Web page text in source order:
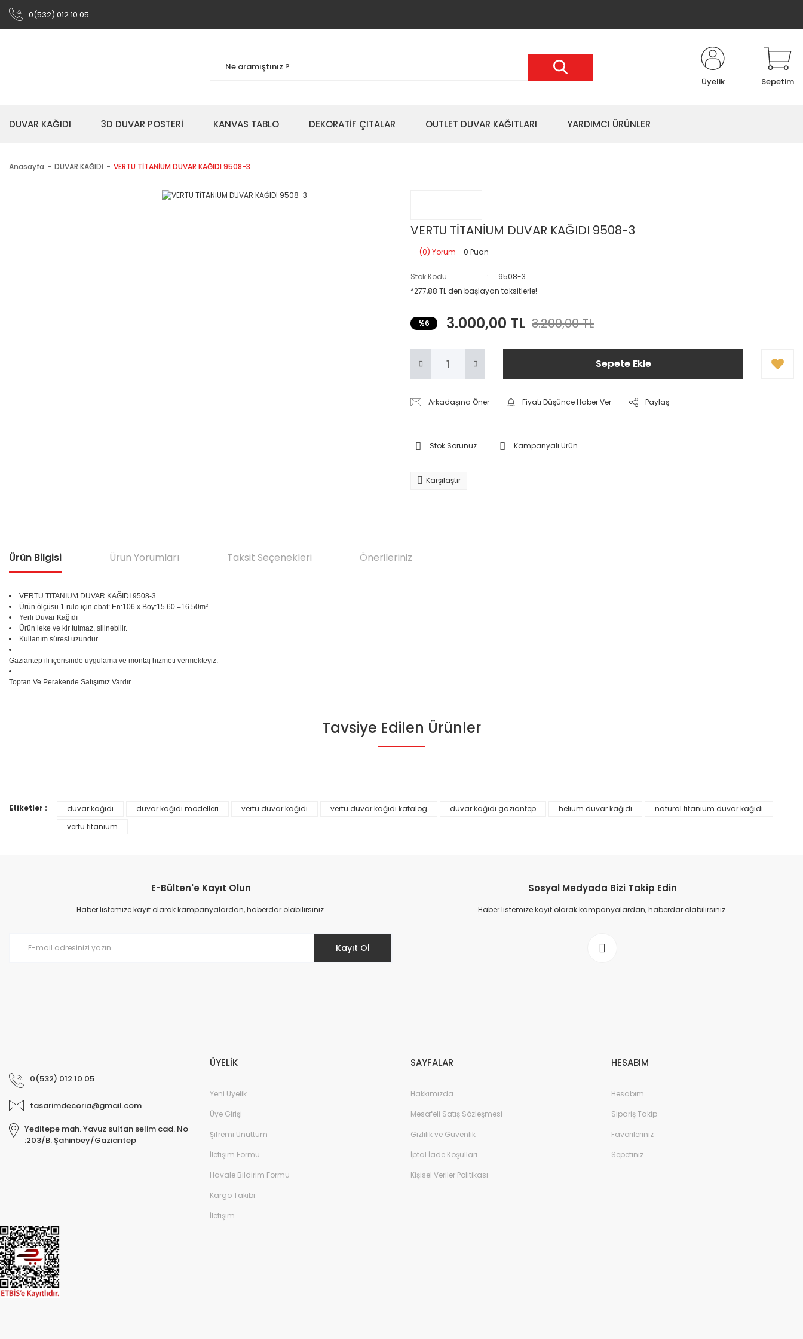
0(532) 012 10 05
Üyelik Sepetim
DUVAR KAĞIDI 3D DUVAR POSTERİ KANVAS TABLO DEKORATİF ÇITALAR OUTLET DUVAR KAĞITLARI YARDIMCI ÜRÜNLER
Anasayfa DUVAR KAĞIDI VERTU TİTANİUM DUVAR KAĞIDI 9508-3
VERTU TİTANİUM DUVAR KAĞIDI 9508-3
(0) Yorum - 0 Puan
Stok Kodu
9508-3
*277,88 TL den başlayan taksitlerle!
%6 3.000,00 TL 3.200,00 TL
Sepete Ekle
Arkadaşına Öner Fiyatı Düşünce Haber Ver Paylaş
Stok Sorunuz Kampanyalı Ürün
Karşılaştır
Ürün Bilgisi Ürün Yorumları Taksit Seçenekleri Önerileriniz
VERTU TİTANİUM DUVAR KAĞIDI 9508-3
Ürün ölçüsü 1 rulo için ebat: En:106 x Boy:15.60 =16.50m²
Yerli Duvar Kağıdı
Ürün leke ve kir tutmaz, silinebilir.
Kullanım süresi uzundur.
Gaziantep ili içerisinde uygulama ve montaj hizmeti vermekteyiz.
Toptan Ve Perakende Satışımız Vardır.
Bu ürüne ilk yorumu siz yapın!
Bu ürünün fiyat bilgisi, resim, ürün açıklamalarında ve diğer konularda yetersiz gördüğünüz noktaları öneri formunu kullanarak tarafımıza iletebilirsiniz.
Ürün bilgilerinde hatalar bulunuyor.
Tavsiye Edilen Ürünler
Prime ArtDECO Duvar Kağıdı Tutkalı 500 gr
Etiketler : duvar kağıdı duvar kağıdı modelleri vertu duvar kağıdı vertu duvar kağıdı katalog duvar kağıdı gaziantep helium duvar kağıdı
natural titanium duvar kağıdı
vertu titanium
E-Bülten'e Kayıt Olun
Haber listemize kayıt olarak kampanyalardan, haberdar olabilirsiniz.
Kayıt Ol
Sosyal Medyada Bizi Takip Edin
Haber listemize kayıt olarak kampanyalardan, haberdar olabilirsiniz.
0(532) 012 10 05
tasarimdecoria@gmail.com
Yeditepe mah. Yavuz sultan selim cad. No
:203/B. Şahinbey/Gaziantep
ÜYELİK
Yeni Üyelik
Üye Girişi
Şifremi Unuttum
İletişim Formu
Havale Bildirim Formu
Kargo Takibi
İletişim
SAYFALAR
Hakkımızda
Mesafeli Satış Sözleşmesi
Gizlilik ve Güvenlik
İptal İade Koşullari
Kişisel Veriler Politikası
HESABIM
Hesabım
Sipariş Takip
Favorileriniz
Sepetiniz